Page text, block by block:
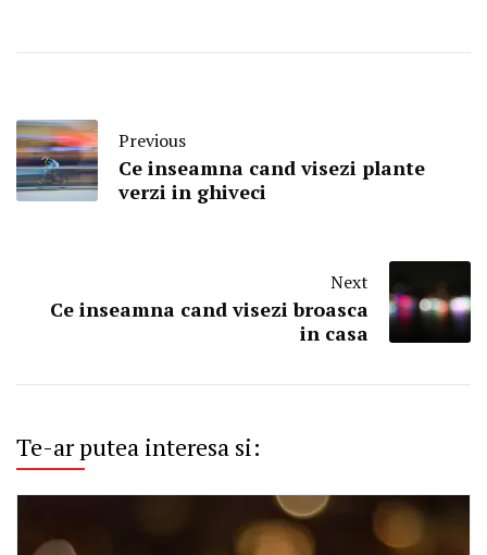
Previous
Ce inseamna cand visezi plante
verzi in ghiveci
Next
Ce inseamna cand visezi broasca
in casa
Te-ar putea interesa si: